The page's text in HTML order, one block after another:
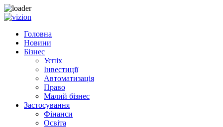
Skip
contentГоловна
Новини
Бізнес
Успіх
Інвестиції
Автоматизація
Право
Малий бізнес
Застосування
Фінанси
Освіта